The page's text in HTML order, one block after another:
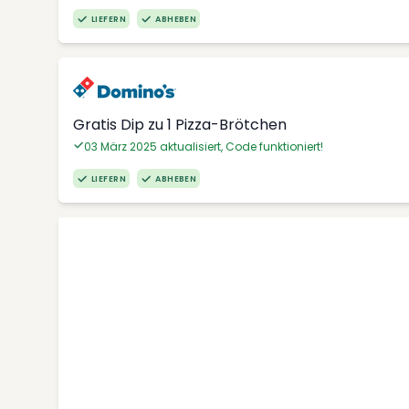
LIEFERN ABHEBEN
Gratis Dip zu 1 Pizza-Brötchen
03 März 2025 aktualisiert, Code funktioniert!
LIEFERN ABHEBEN